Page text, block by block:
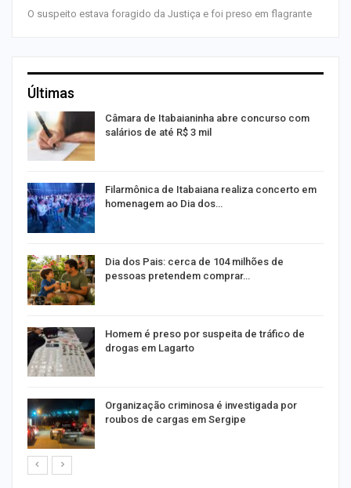
O suspeito estava foragido da Justiça e foi preso em flagrante
Últimas
Câmara de Itabaianinha abre concurso com
salários de até R$ 3 mil
Filarmônica de Itabaiana realiza concerto em
homenagem ao Dia dos…
Dia dos Pais: cerca de 104 milhões de
pessoas pretendem comprar…
Homem é preso por suspeita de tráfico de
drogas em Lagarto
Organização criminosa é investigada por
roubos de cargas em Sergipe